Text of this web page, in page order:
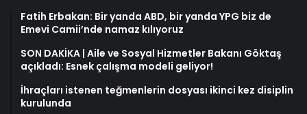
Fatih Erbakan: Bir yanda ABD, bir yanda YPG biz de
Emevi Camii’nde namaz kılıyoruz
SON DAKİKA | Aile ve Sosyal Hizmetler Bakanı Göktaş
açıkladı: Esnek çalışma modeli geliyor!
İhraçları istenen teğmenlerin dosyası ikinci kez disiplin
kurulunda